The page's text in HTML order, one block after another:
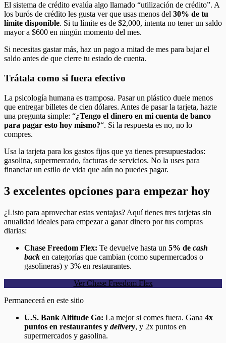
El sistema de crédito evalúa algo llamado “utilización de crédito”. A
los burós de crédito les gusta ver que usas menos del 30% de tu
límite disponible. Si tu límite es de $2,000, intenta no tener un saldo
mayor a $600 en ningún momento del mes.
Si necesitas gastar más, haz un pago a mitad de mes para bajar el
saldo antes de que cierre tu estado de cuenta.
Trátala como si fuera efectivo
La psicología humana es tramposa. Pasar un plástico duele menos
que entregar billetes de cien dólares. Antes de pasar la tarjeta, hazte
una pregunta simple: “¿Tengo el dinero en mi cuenta de banco
para pagar esto hoy mismo?“. Si la respuesta es no, no lo
compres.
Usa la tarjeta para los gastos fijos que ya tienes presupuestados:
gasolina, supermercado, facturas de servicios. No la uses para
financiar un estilo de vida que aún no puedes pagar.
3 excelentes opciones para empezar hoy
¿Listo para aprovechar estas ventajas? Aquí tienes tres tarjetas sin
anualidad ideales para empezar a ganar dinero por tus compras
diarias:
Chase Freedom Flex: Te devuelve hasta un 5% de cash
back en categorías que cambian (como supermercados o
gasolineras) y 3% en restaurantes.
Ver Chase Freedom Flex
Permanecerá en este sitio
U.S. Bank Altitude Go: La mejor si comes fuera. Gana 4x
puntos en restaurantes y delivery, y 2x puntos en
supermercados y gasolina.